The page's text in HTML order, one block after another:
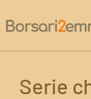
Serie